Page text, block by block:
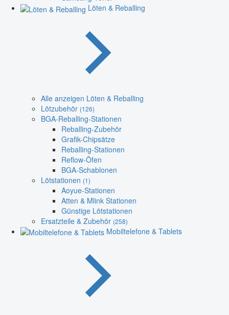
Löten & Reballing
Alle anzeigen Löten & Reballing
Lötzubehör (126)
BGA-Reballing-Stationen
Reballing-Zubehör
Grafik-Chipsätze
Reballing-Stationen
Reflow-Öfen
BGA-Schablonen
Lötstationen (1)
Aoyue-Stationen
Atten & Mlink Stationen
Günstige Lötstationen
Ersatzteile & Zubehör (258)
Mobiltelefone & Tablets